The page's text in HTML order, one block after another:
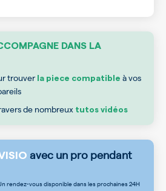
DANS LA
trouver la piece compatible à vos
de nombreux tutos vidéos
avec un pro pendant
rendez-vous disponible dans les prochaines 24H